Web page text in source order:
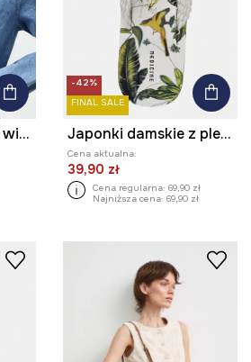
Bandana damska z wiskozy wzorzysta
-42%
FINAL SALE
Japonki damskie z plecionym paskiem
Cena aktualna:
39,90 zł
Cena regularna: 69,90 zł
Najniższa cena: 69,90 zł